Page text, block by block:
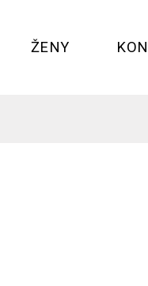
ŽENY